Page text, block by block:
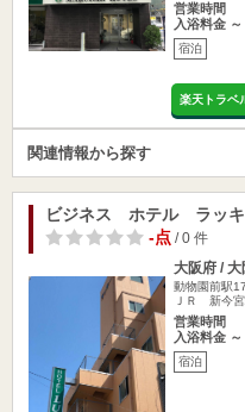
営業時間
入浴料金 ～
宿泊
楽天トラベ
関連情報から探す
ビジネス ホテル ラッ
-点 / 0 件
大阪府 /
動物園前駅
ＪＲ 新今
営業時間
入浴料金 ～
宿泊